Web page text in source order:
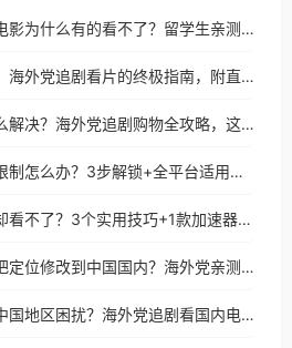
在国外看优酷上的电影为什么有的看不了？留学生亲测有效的回国加速方案
优酷区域限制破解：海外党追剧看片的终极指南，附直播欧冠+1905电影网解决方案
优酷国外看不了怎么解决？海外党追剧购物全攻略，这招亲测有效！
在老挝用优酷地区限制怎么办？3步解锁+全平台适用的回国加速器指南
海外党有优酷会员却看不了？3个实用技巧+1款加速器解决追剧&金融APP难题
在日本用优酷怎么把定位修改到中国国内？海外党亲测有效的回国加速指南
还在被优酷提示非中国地区困扰？海外党追剧看国内电影的正确打开方式